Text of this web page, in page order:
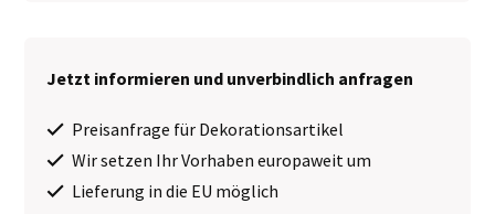
Jetzt informieren und unverbindlich anfragen
Preisanfrage für Dekorationsartikel
Wir setzen Ihr Vorhaben europaweit um
Lieferung in die EU möglich